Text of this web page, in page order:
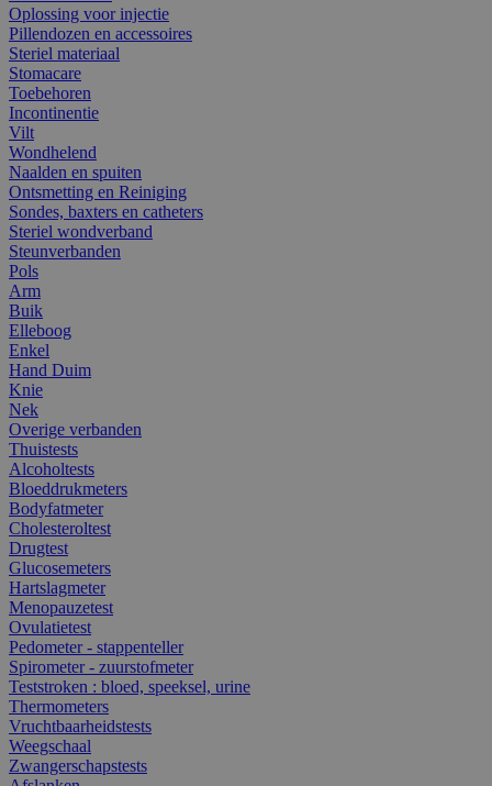
Oplossing voor injectie
Pillendozen en accessoires
Steriel materiaal
Stomacare
Toebehoren
Incontinentie
Vilt
Wondhelend
Naalden en spuiten
Ontsmetting en Reiniging
Sondes, baxters en catheters
Steriel wondverband
Steunverbanden
Pols
Arm
Buik
Elleboog
Enkel
Hand Duim
Knie
Nek
Overige verbanden
Thuistests
Alcoholtests
Bloeddrukmeters
Bodyfatmeter
Cholesteroltest
Drugtest
Glucosemeters
Hartslagmeter
Menopauzetest
Ovulatietest
Pedometer - stappenteller
Spirometer - zuurstofmeter
Teststroken : bloed, speeksel, urine
Thermometers
Vruchtbaarheidstests
Weegschaal
Zwangerschapstests